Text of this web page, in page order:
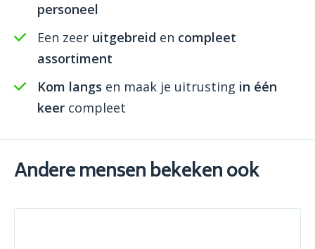
personeel
Een zeer uitgebreid en compleet
assortiment
Kom langs en maak je uitrusting in één
keer compleet
Andere mensen bekeken ook